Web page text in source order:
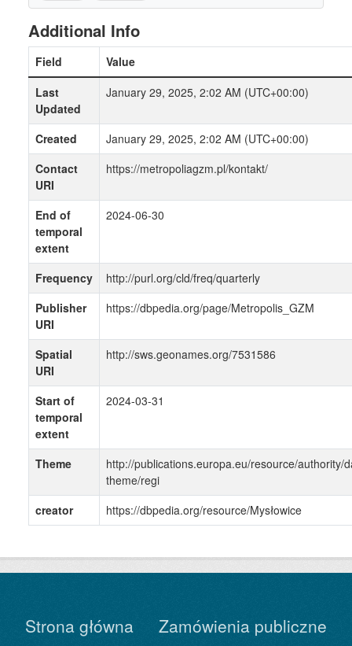
Additional Info
Field
Value
Last
Updated
January 29, 2025, 2:02 AM (UTC+00:00)
Created
January 29, 2025, 2:02 AM (UTC+00:00)
Contact
URI
https://metropoliagzm.pl/kontakt/
End of
temporal
extent
2024-06-30
Frequency
http://purl.org/cld/freq/quarterly
Publisher
URI
https://dbpedia.org/page/Metropolis_GZM
Spatial
URI
http://sws.geonames.org/7531586
Start of
temporal
extent
2024-03-31
Theme
http://publications.europa.eu/resource/authority/
theme/regi
creator
https://dbpedia.org/resource/Mysłowice
Strona główna Zamówienia publiczne